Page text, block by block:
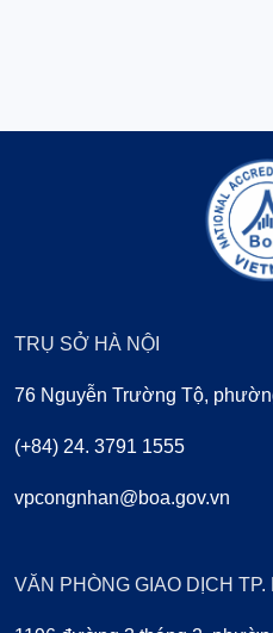
TRỤ SỞ HÀ NỘI
76 Nguyễn Trường Tộ,
(+84) 24. 3791 1555
vpcongnhan@boa.gov.vn
VĂN PHÒNG GIAO DỊCH TP.